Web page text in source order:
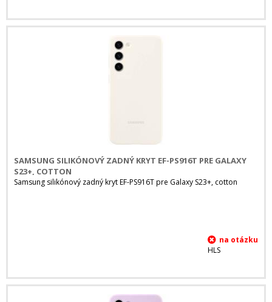
SAMSUNG SILIKÓNOVÝ ZADNÝ KRYT EF-PS916T PRE GALAXY
S23+, COTTON
Samsung silikónový zadný kryt EF-PS916T pre Galaxy S23+, cotton
HLS